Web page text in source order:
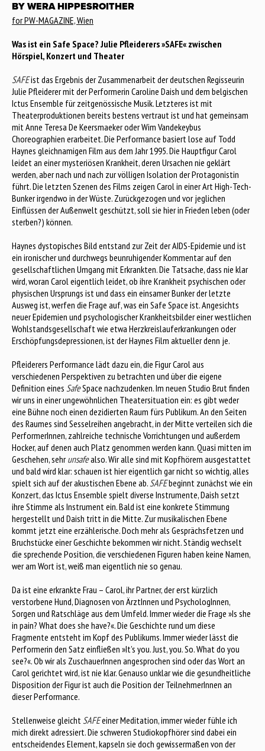
BY WERA HIPPESROITHER
for PW-MAGAZINE, Wien
Was ist ein Safe Space? Julie Pfleiderers »SAFE« zwischen
Hörspiel, Konzert und Theater
SAFEist das Ergebnis der Zusammenarbeit der deutschen Regisseurin
Julie Pfleiderer mit der Performerin Caroline Daish und dem belgischen
Ictus Ensemble für zeitgenössische Musik. Letzteres ist mit
Theaterproduktionen bereits bestens vertraut ist und hat gemeinsam
mit Anne Teresa De Keersmaeker oder Wim Vandekeybus
Choreographien erarbeitet. Die Performance basiert lose auf Todd
Haynes gleichnamigen Film aus dem Jahr 1995. Die Hauptfigur Carol
leidet an einer mysteriösen Krankheit, deren Ursachen nie geklärt
werden, aber nach und nach zur völligen Isolation der Protagonistin
führt. Die letzten Szenen des Films zeigen Carol in einer Art High-Tech-
Bunker irgendwo in der Wüste. Zurückgezogen und vor jeglichen
Einflüssen der Außenwelt geschützt, soll sie hier in Frieden leben (oder
sterben?) können.
Haynes dystopisches Bild entstand zur Zeit der AIDS-Epidemie und ist
ein ironischer und durchwegs beunruhigender Kommentar auf den
gesellschaftlichen Umgang mit Erkrankten. Die Tatsache, dass nie klar
wird, woran Carol eigentlich leidet, ob ihre Krankheit psychischen oder
physischen Ursprungs ist und dass ein einsamer Bunker der letzte
Ausweg ist, werfen die Frage auf, was ein Safe Space ist. Angesichts
neuer Epidemien und psychologischer Krankheitsbilder einer westlichen
Wohlstandsgesellschaft wie etwa Herzkreislauferkrankungen oder
Erschöpfungsdepressionen, ist der Haynes Film aktueller denn je.
Pfleiderers Performance lädt dazu ein, die Figur Carol aus
verschiedenen Perspektiven zu betrachten und über die eigene
Definition eines SafeSpace nachzudenken. Im neuen Studio Brut finden
wir uns in einer ungewöhnlichen Theatersituation ein: es gibt weder
eine Bühne noch einen dezidierten Raum fürs Publikum. An den Seiten
des Raumes sind Sesselreihen angebracht, in der Mitte verteilen sich die
PerformerInnen, zahlreiche technische Vorrichtungen und außerdem
Hocker, auf denen auch Platz genommen werden kann. Quasi mitten im
Geschehen, sehrunsafealso. Wir alle sind mit Kopfhörern ausgestattet
und bald wird klar: schauen ist hier eigentlich gar nicht so wichtig, alles
spielt sich auf der akustischen Ebene ab.SAFEbeginnt zunächst wie ein
Konzert, das Ictus Ensemble spielt diverse Instrumente, Daish setzt
ihre Stimme als Instrument ein. Bald ist eine konkrete Stimmung
hergestellt und Daish tritt in die Mitte. Zur musikalischen Ebene
kommt jetzt eine erzählerische. Doch mehr als Gesprächsfetzen und
Bruchstücke einer Geschichte bekommen wir nicht. Ständig wechselt
die sprechende Position, die verschiedenen Figuren haben keine Namen,
wer am Wort ist, weiß man eigentlich nie so genau.
Da ist eine erkrankte Frau – Carol, ihr Partner, der erst kürzlich
verstorbene Hund, Diagnosen von ÄrztInnen und PsychologInnen,
Sorgen und Ratschläge aus dem Umfeld. Immer wieder die Frage »Is she
in pain? What does she have?«. Die Geschichte rund um diese
Fragmente entsteht im Kopf des Publikums. Immer wieder lässt die
Performerin den Satz einfließen »It’s you. Just, you. So. What do you
see?«. Ob wir als ZuschauerInnen angesprochen sind oder das Wort an
Carol gerichtet wird, ist nie klar. Genauso unklar wie die gesundheitliche
Disposition der Figur ist auch die Position der TeilnehmerInnen an
dieser Performance.
Stellenweise gleichtSAFEeiner Meditation, immer wieder fühle ich
mich direkt adressiert. Die schweren Studiokopfhörer sind dabei ein
entscheidendes Element, kapseln sie doch gewissermaßen von der